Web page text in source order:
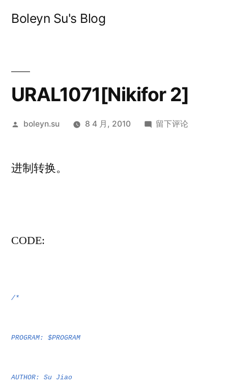
Boleyn Su's Blog
URAL1071[Nikifor 2]
发
boleyn.su 8 4 月, 2010
于
留下评论
进制转换。
CODE:
/*
PROGRAM: $PROGRAM
AUTHOR: Su Jiao